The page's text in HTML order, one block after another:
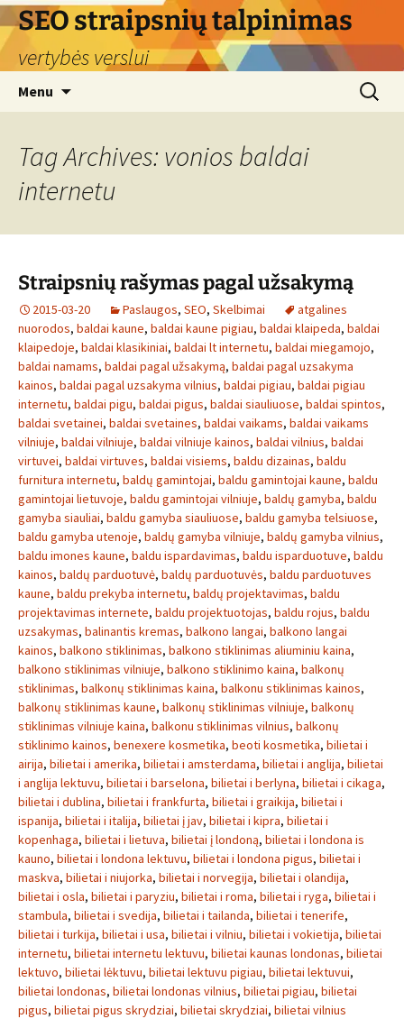
Skip
to
content
SEO straipsnių talpinimas
vertybės verslui
Menu
Search
for:
Tag Archives: vonios baldai
internetu
Straipsnių rašymas pagal užsakymą
2015-03-20 Paslaugos, SEO, Skelbimai
atgalines
nuorodos, baldai kaune, baldai kaune pigiau, baldai klaipeda, baldai
klaipedoje, baldai klasikiniai, baldai lt internetu, baldai miegamojo,
baldai namams, baldai pagal užsakymą, baldai pagal uzsakyma
kainos, baldai pagal uzsakyma vilnius, baldai pigiau, baldai pigiau
internetu, baldai pigu, baldai pigus, baldai siauliuose, baldai spintos,
baldai svetainei, baldai svetaines, baldai vaikams, baldai vaikams
vilniuje, baldai vilniuje, baldai vilniuje kainos, baldai vilnius, baldai
virtuvei, baldai virtuves, baldai visiems, baldu dizainas, baldu
furnitura internetu, baldų gamintojai, baldu gamintojai kaune, baldu
gamintojai lietuvoje, baldu gamintojai vilniuje, baldų gamyba, baldu
gamyba siauliai, baldu gamyba siauliuose, baldu gamyba telsiuose,
baldu gamyba utenoje, baldų gamyba vilniuje, baldų gamyba vilnius,
baldu imones kaune, baldu ispardavimas, baldu isparduotuve, baldu
kainos, baldų parduotuvė, baldų parduotuvės, baldu parduotuves
kaune, baldu prekyba internetu, baldų projektavimas, baldu
projektavimas internete, baldu projektuotojas, baldu rojus, baldu
uzsakymas, balinantis kremas, balkono langai, balkono langai
kainos, balkono stiklinimas, balkono stiklinimas aliuminiu kaina,
balkono stiklinimas vilniuje, balkono stiklinimo kaina, balkonų
stiklinimas, balkonų stiklinimas kaina, balkonu stiklinimas kainos,
balkonų stiklinimas kaune, balkonų stiklinimas vilniuje, balkonų
stiklinimas vilniuje kaina, balkonu stiklinimas vilnius, balkonų
stiklinimo kainos, benexere kosmetika, beoti kosmetika, bilietai i
airija, bilietai i amerika, bilietai i amsterdama, bilietai i anglija, bilietai
i anglija lektuvu, bilietai i barselona, bilietai i berlyna, bilietai i cikaga,
bilietai i dublina, bilietai i frankfurta, bilietai i graikija, bilietai i
ispanija, bilietai i italija, bilietai į jav, bilietai i kipra, bilietai i
kopenhaga, bilietai i lietuva, bilietai į londoną, bilietai i londona is
kauno, bilietai i londona lektuvu, bilietai i londona pigus, bilietai i
maskva, bilietai i niujorka, bilietai i norvegija, bilietai i olandija,
bilietai i osla, bilietai i paryziu, bilietai i roma, bilietai i ryga, bilietai i
stambula, bilietai i svedija, bilietai i tailanda, bilietai i tenerife,
bilietai i turkija, bilietai i usa, bilietai i vilniu, bilietai i vokietija, bilietai
internetu, bilietai internetu lektuvu, bilietai kaunas londonas, bilietai
lektuvo, bilietai lėktuvu, bilietai lektuvu pigiau, bilietai lektuvui,
bilietai londonas, bilietai londonas vilnius, bilietai pigiau, bilietai
pigus, bilietai pigus skrydziai, bilietai skrydziai, bilietai vilnius